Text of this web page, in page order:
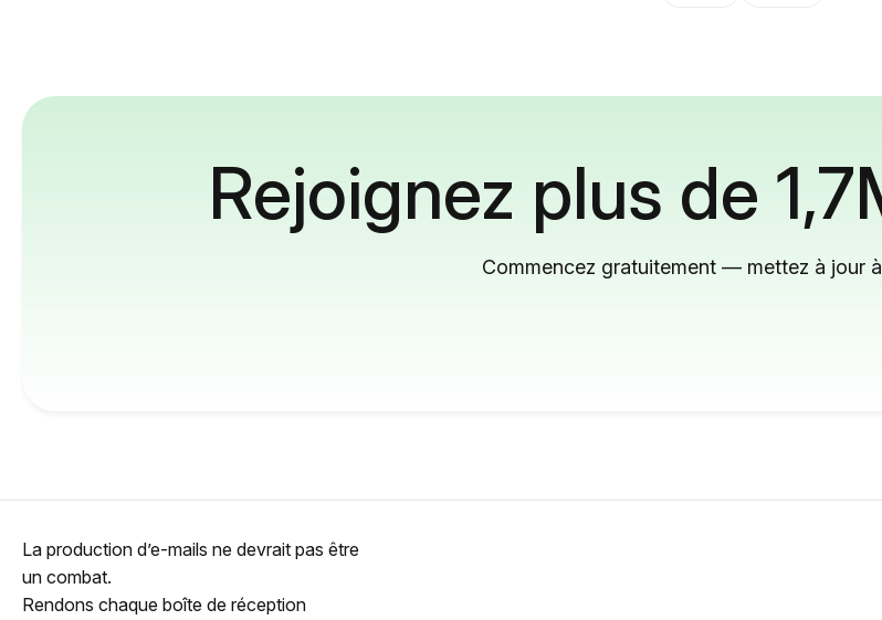
Rejoignez plus de
Commencez gratuitement — mettez à jour
La production d’e-mails ne devrait pas être
un combat.
Rendons chaque boîte de réception